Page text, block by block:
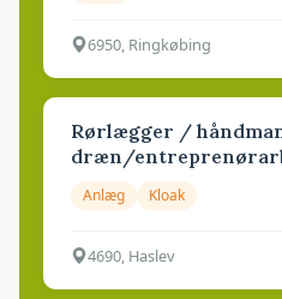
6950, Ringkøbing
Rørlægger /
dræn/
Anlæg Kloak
4690, Haslev